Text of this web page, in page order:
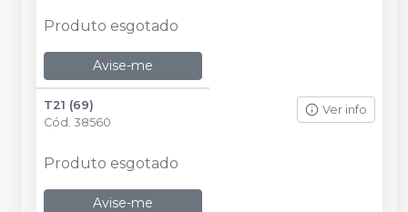
Produto esgotado
Avise-me
T21 (69)
Cód. 38560
Ver info
Produto esgotado
Avise-me